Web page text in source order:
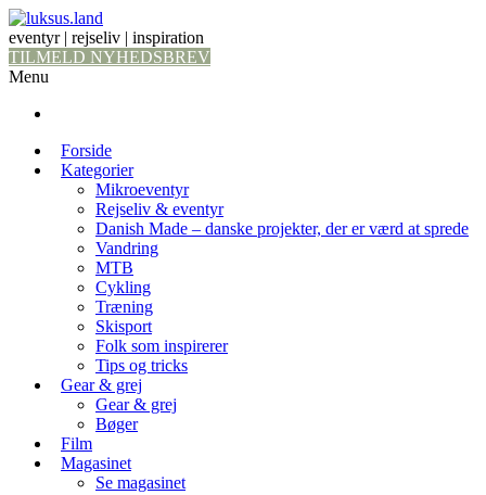
eventyr | rejseliv | inspiration
TILMELD NYHEDSBREV
Menu
Forside
Kategorier
Mikroeventyr
Rejseliv & eventyr
Danish Made – danske projekter, der er værd at sprede
Vandring
MTB
Cykling
Træning
Skisport
Folk som inspirerer
Tips og tricks
Gear & grej
Gear & grej
Bøger
Film
Magasinet
Se magasinet